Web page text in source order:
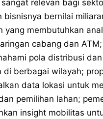
sangat relevan bagi
bisnisnya bernilai
yang membutuhkan
cabang dan
pola distribusi
di berbagai wilayah;
data lokasi untuk
pemilihan lahan;
insight mobilitas